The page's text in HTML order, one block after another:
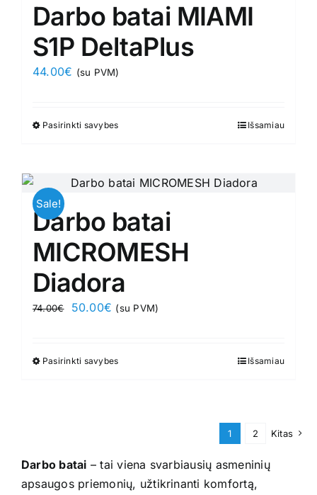
The
options
may
be
the
Darbo batai MIAMI
S1P DeltaPlus
44.00€ (su PVM)
Pasirinkti savybesThis
multiple
The
options
may
be
product
Išsamiau
Sale!
Darbo batai
MICROMESH
Diadora
74.00€
Original
74.00€.
50.00€ Current
50.00€.
(su PVM)
Pasirinkti savybesThis
The
options
Išsamiau
1 2 Kitas
Darbo batai – tai viena svarbiausių asmeninių
apsaugos priemonių, užtikrinanti komfortą,